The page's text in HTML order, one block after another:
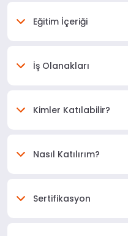
Eğitim İçeriği
İş Olanakları
Kimler Katılabilir?
Nasıl Katılırım?
Sertifikasyon